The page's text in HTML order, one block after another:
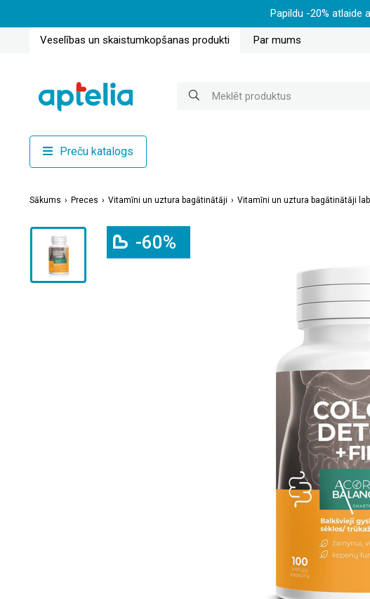
Papildu -20% atlaide
Veselības un skaistumkopšanas produkti Par mums
Preču katalogs
Sākums Preces Vitamīni un uztura bagātinātāji Vitamīni un uztura bagātinātāji
-60%